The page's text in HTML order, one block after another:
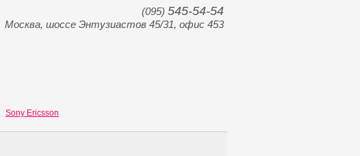
(095) 545-54-54
Москва, шоссе Энтузиастов 45/31, офис 453
Sony Ericsson